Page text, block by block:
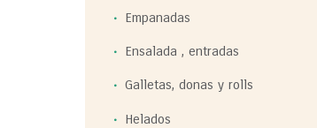
Empanadas
Ensalada , entradas
Galletas, donas y rolls
Helados